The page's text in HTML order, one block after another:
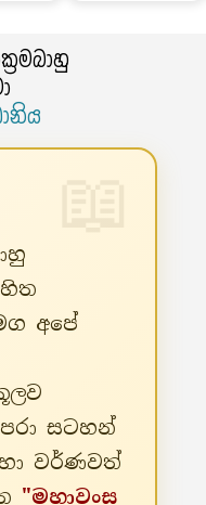
අපේ
සටහන්
වර්ණවත්
"මහාවංස